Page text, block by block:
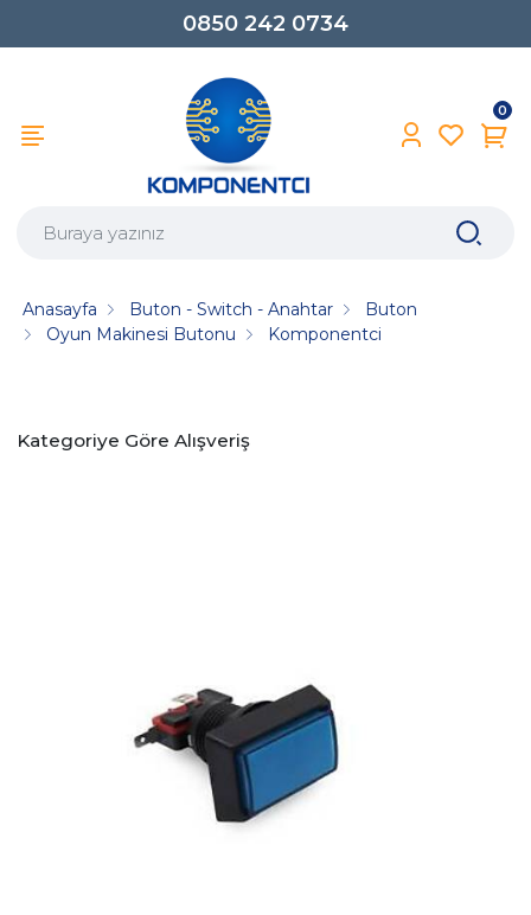
0850 242 0734
0
Anasayfa Buton - Switch - Anahtar
Buton
Oyun Makinesi Butonu
Komponentci
Kategoriye Göre Alışveriş